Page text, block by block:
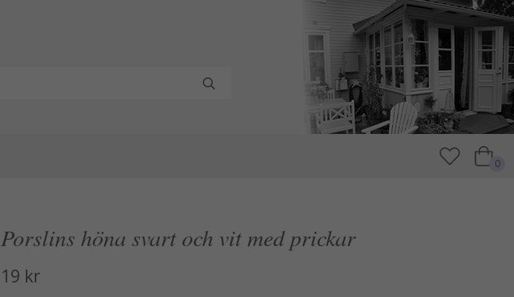
0
Porslins höna svart och vit med prickar
19 kr